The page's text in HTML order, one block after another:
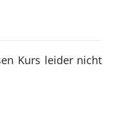
Kurs leider nicht